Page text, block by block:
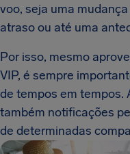
voo, seja uma
atraso ou até uma
Por isso, mesmo
VIP, é sempre
de tempos em tempos.
também notificações
de determinadas